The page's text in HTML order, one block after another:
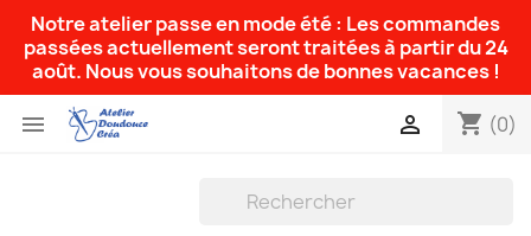
Notre atelier passe en mode été : Les commandes
passées actuellement seront traitées à partir du 24
août. Nous vous souhaitons de bonnes vacances !
 shopping_cart (0)
